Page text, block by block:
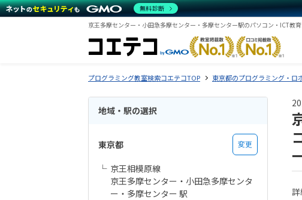
プログラミング教室検索コエテコTOP 東京都のプログラミング・ロ
地域・駅の選択
東京都 変更
京王相模原線
京王多摩センター・小田急多摩センタ
ー・多摩センター 駅
無料診断